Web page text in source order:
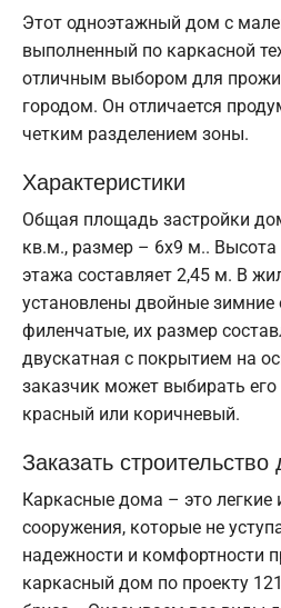
Этот одноэтажный дом с
выполненный по каркасной
отличным выбором для
городом. Он отличается
четким разделением зоны.
Характеристики
Общая площадь застройки
кв.м., размер – 6х9 м.. Высота
этажа составляет 2,45 м. В
установлены двойные зимние
филенчатые, их размер
двускатная с покрытием на
заказчик может выбирать его
красный или коричневый.
Заказать
Каркасные дома – это
сооружения, которые не
надежности и комфортности
каркасный дом по проекту